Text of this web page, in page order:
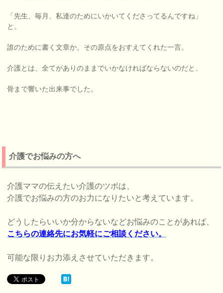
「先生、毎月、私達のためにいかいてくださってるんですね」
と。
誰のために書く文章か。その原点をおすえてくれた一言。
介護とは、全てがありのままでいかなければならないのだと、
骨まで響いた出来事でした。
介護でお悩みの方へ
介護ママの伝えたい介護のツボは、
介護でお悩みの方のお力になりたいと考えています。
どうしたらいいか分からないなどお悩みのことがあれば、
こちらの連絡先にお気軽にご相談ください。
可能な限りお力添えさせていただきます。